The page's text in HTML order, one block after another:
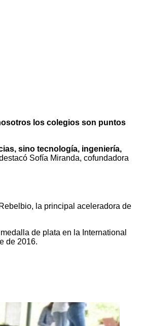
los colegios son puntos
sino tecnología, ingeniería,
Sofía Miranda, cofundadora
la principal aceleradora de
de plata en la International
de 2016.